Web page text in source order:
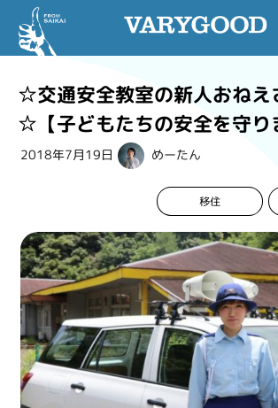
content
☆交通安全教室の新人おねえ
☆【子どもたちの安全を守り
2018年7月19日 めーたん
移住